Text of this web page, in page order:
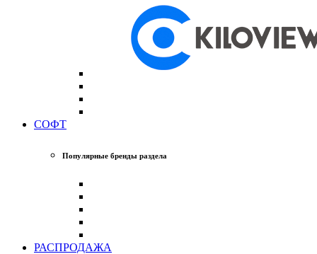
СОФТ
Популярные бренды раздела
РАСПРОДАЖА